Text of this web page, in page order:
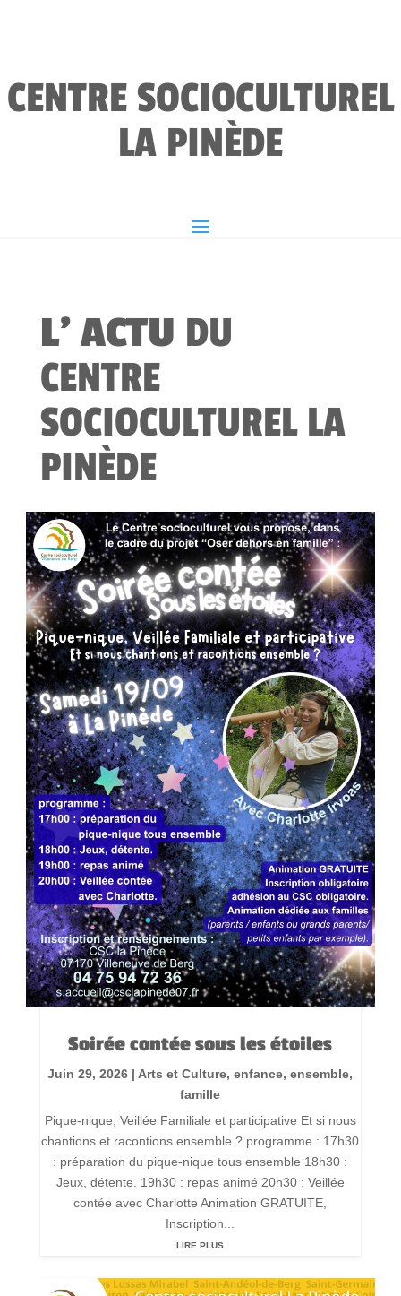
CENTRE SOCIOCULTUREL
LA PINÈDE
L’ ACTU DU
CENTRE
SOCIOCULTUREL LA
PINÈDE
Soirée contée sous les étoiles
Juin 29, 2026 | Arts et Culture,enfance,ensemble,
famille
Pique-nique, Veillée Familiale et participative Et si nous
chantions et racontions ensemble ? programme : 17h30
: préparation du pique-nique tous ensemble 18h30 :
Jeux, détente. 19h30 : repas animé 20h30 : Veillée
contée avec Charlotte Animation GRATUITE,
Inscription...
LIRE PLUS